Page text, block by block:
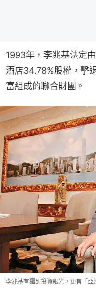
1993年，李兆基決定
酒店34.78%股權，擊
富組成的聯合財團。
李兆基有獨到投資眼光，更有「亞